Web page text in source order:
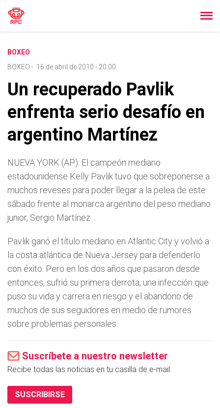
BOXEO
BOXEO - 16 de abril de 2010 - 20:00
Un recuperado Pavlik
enfrenta serio desafí­o en
argentino Martí­nez
NUEVA YORK (AP). El campeón mediano
estadounidense Kelly Pavlik tuvo que sobreponerse a
muchos reveses para poder llegar a la pelea de este
sábado frente al monarca argentino del peso mediano
junior, Sergio Martí­nez.
Pavlik ganó el tí­tulo mediano en Atlantic City y volvió a
la costa atlántica de Nueva Jersey para defenderlo
con éxito. Pero en los dos años que pasaron desde
entonces, sufrió su primera derrota, una infección que
puso su vida y carrera en riesgo y el abandono de
muchos de sus seguidores en medio de rumores
sobre problemas personales.
Suscríbete a nuestro newsletter
Recibe todas las noticias en tu casilla de e-mail.
SUSCRIBIRSE